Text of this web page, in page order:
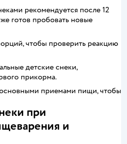
рекомендуется после 12
готов пробовать новые
чтобы проверить реакцию
детские снеки,
прикорма.
приемами пищи, чтобы
при
и